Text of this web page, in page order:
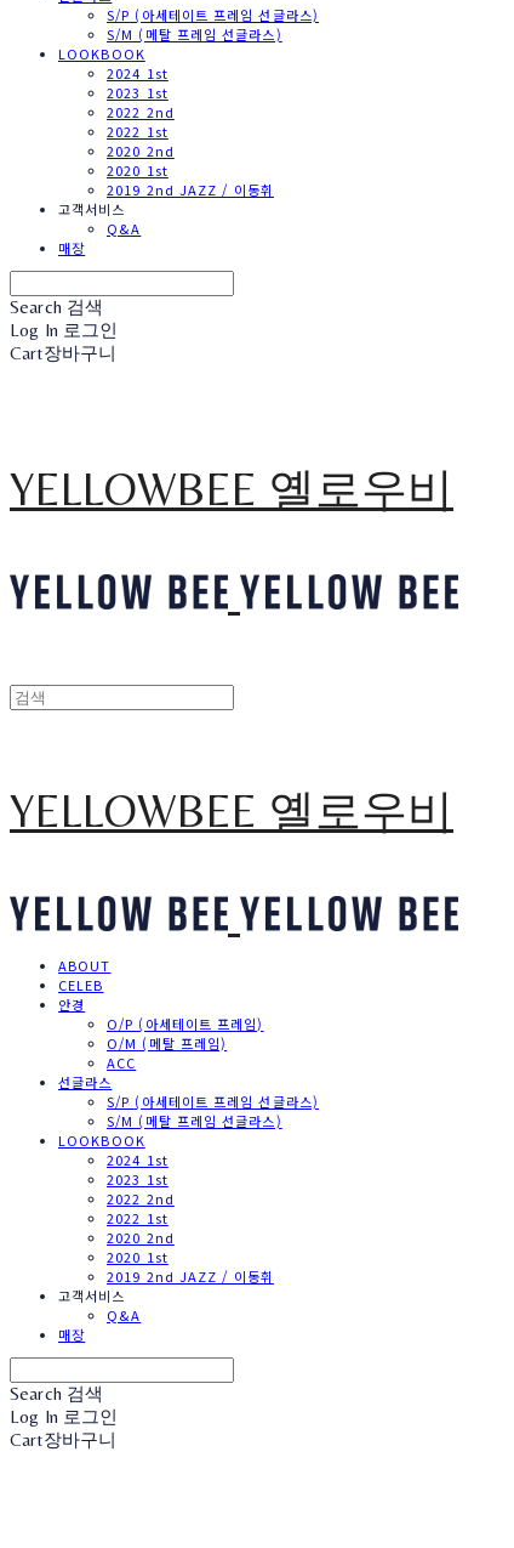
S/P (아세테이트 프레임 선글라스)
S/M (메탈 프레임 선글라스)
LOOKBOOK
2024 1st
2023 1st
2022 2nd
2022 1st
2020 2nd
2020 1st
2019 2nd JAZZ / 이동휘
고객서비스
Q&A
매장
Search 검색
Log In 로그인
Cart장바구니
YELLOWBEE 옐로우비
YELLOWBEE 옐로우비
ABOUT
CELEB
안경
O/P (아세테이트 프레임)
O/M (메탈 프레임)
ACC
선글라스
S/P (아세테이트 프레임 선글라스)
S/M (메탈 프레임 선글라스)
LOOKBOOK
2024 1st
2023 1st
2022 2nd
2022 1st
2020 2nd
2020 1st
2019 2nd JAZZ / 이동휘
고객서비스
Q&A
매장
Search 검색
Log In 로그인
Cart장바구니